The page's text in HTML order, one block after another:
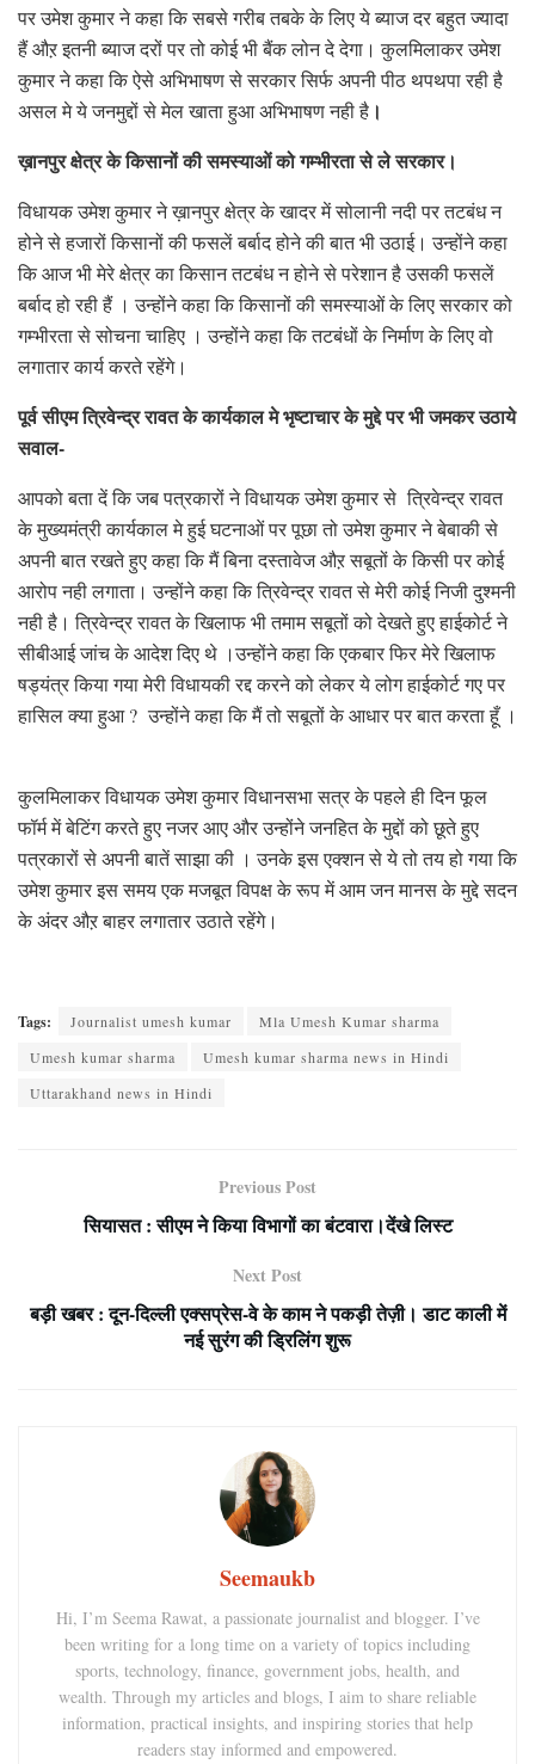
पर उमेश कुमार ने कहा कि सबसे गरीब तबके के लिए ये ब्याज दर बहुत ज्यादा
हैं औऱ इतनी ब्याज दरों पर तो कोई भी बैंक लोन दे देगा। कुलमिलाकर उमेश
कुमार ने कहा कि ऐसे अभिभाषण से सरकार सिर्फ अपनी पीठ थपथपा रही है
असल मे ये जनमुद्दों से मेल खाता हुआ अभिभाषण नही है ।
ख़ानपुर क्षेत्र के किसानों की समस्याओं को गम्भीरता से ले सरकार।
विधायक उमेश कुमार ने ख़ानपुर क्षेत्र के खादर में सोलानी नदी पर तटबंध न
होने से हजारों किसानों की फसलें बर्बाद होने की बात भी उठाई। उन्होंने कहा
कि आज भी मेरे क्षेत्र का किसान तटबंध न होने से परेशान है उसकी फसलें
बर्बाद हो रही हैं । उन्होंने कहा कि किसानों की समस्याओं के लिए सरकार को
गम्भीरता से सोचना चाहिए । उन्होंने कहा कि तटबंधों के निर्माण के लिए वो
लगातार कार्य करते रहेंगे।
पूर्व सीएम त्रिवेन्द्र रावत के कार्यकाल मे भृष्टाचार के मुद्दे पर भी जमकर उठाये
सवाल-
आपको बता दें कि जब पत्रकारों ने विधायक उमेश कुमार से त्रिवेन्द्र रावत
के मुख्यमंत्री कार्यकाल मे हुई घटनाओं पर पूछा तो उमेश कुमार ने बेबाकी से
अपनी बात रखते हुए कहा कि मैं बिना दस्तावेज औऱ सबूतों के किसी पर कोई
आरोप नही लगाता। उन्होंने कहा कि त्रिवेन्द्र रावत से मेरी कोई निजी दुश्मनी
नही है। त्रिवेन्द्र रावत के खिलाफ भी तमाम सबूतों को देखते हुए हाईकोर्ट ने
सीबीआई जांच के आदेश दिए थे ।उन्होंने कहा कि एकबार फिर मेरे खिलाफ
षड्यंत्र किया गया मेरी विधायकी रद्द करने को लेकर ये लोग हाईकोर्ट गए पर
हासिल क्या हुआ ? उन्होंने कहा कि मैं तो सबूतों के आधार पर बात करता हूँ ।
कुलमिलाकर विधायक उमेश कुमार विधानसभा सत्र के पहले ही दिन फूल
फॉर्म में बेटिंग करते हुए नजर आए और उन्होंने जनहित के मुद्दों को छूते हुए
पत्रकारों से अपनी बातें साझा की । उनके इस एक्शन से ये तो तय हो गया कि
उमेश कुमार इस समय एक मजबूत विपक्ष के रूप में आम जन मानस के मुद्दे सदन
के अंदर औऱ बाहर लगातार उठाते रहेंगे।
Tags: Journalist umesh kumar
Mla Umesh Kumar sharma
Umesh kumar sharma
Umesh kumar sharma news in Hindi
Uttarakhand news in Hindi
Previous Post
सियासत : सीएम ने किया विभागों का बंटवारा।देंखे लिस्ट
Next Post
बड़ी खबर : दून-दिल्ली एक्सप्रेस-वे के काम ने पकड़ी तेज़ी। डाट काली में
नई सुरंग की ड्रिलिंग शुरू
Seemaukb
Hi, I’m Seema Rawat, a passionate journalist and blogger. I’ve
been writing for a long time on a variety of topics including
sports, technology, finance, government jobs, health, and
wealth. Through my articles and blogs, I aim to share reliable
information, practical insights, and inspiring stories that help
readers stay informed and empowered.